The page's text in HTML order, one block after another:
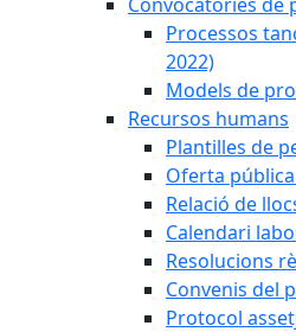
Processos
2022)
Models de
Recursos humans
Plantilles de
Oferta
Relació de
Calendari
Resolucions
Convenis del
Protocol